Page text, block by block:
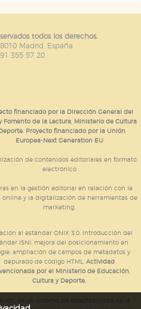
todos los derechos.
Madrid. España
91 355 57 20
financiado por la Dirección General del
Fomento de la Lectura, Ministerio de Cultura
Proyecto financiado por la Unión
Europea-Next Generation EU
de contenidos editoriales en formato
electrónico
en la gestión editorial en relación con la
online y la digitalización de herramientas de
marketing.
al estándar ONIX 3.0; introducción del
ISNI; mejora del posicionamiento en
ampliación de campos de metadatos y
depurado de código HTML.Actividad
por el Ministerio de Educación,
Cultura y Deporte.